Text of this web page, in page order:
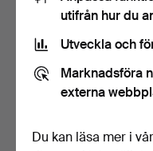
utifrån hur du
Utveckla och
Marknadsföra
externa
Du kan läsa mer i vår